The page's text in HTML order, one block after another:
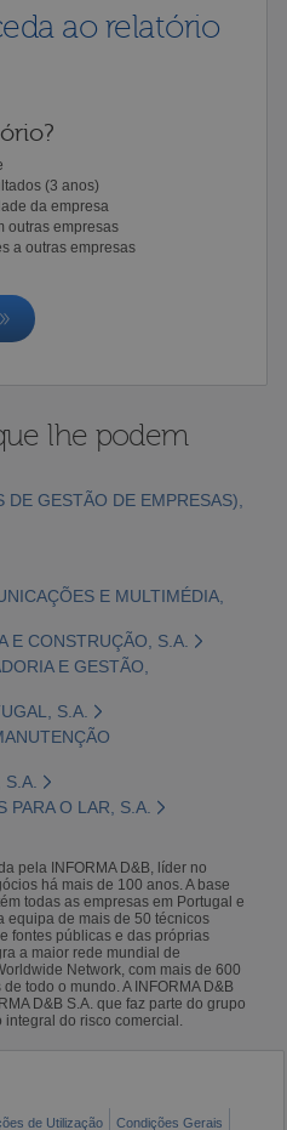
ao relatório
(3 anos)
da empresa
outras empresas
a outras empresas
lhe podem
GESTÃO DE EMPRESAS),
E MULTIMÉDIA,
E CONSTRUÇÃO, S.A.
E GESTÃO,
S.A.
PARA O LAR, S.A.
pela INFORMA D&B, líder no
há mais de 100 anos. A base
todas as empresas em Portugal e
equipa de mais de 50 técnicos
fontes públicas e das próprias
a maior rede mundial de
Network, com mais de 600
todo o mundo. A INFORMA D&B
D&B S.A. que faz parte do grupo
do risco comercial.
de Utilização Condições Gerais